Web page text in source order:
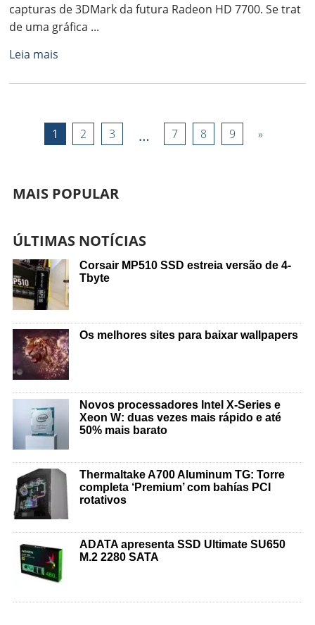
capturas de 3DMark da futura Radeon HD 7700. Se trat
de uma gráfica ...
Leia mais
1 2 3 … 7 8 9 »
MAIS POPULAR
ÚLTIMAS NOTÍCIAS
Corsair MP510 SSD estreia versão de 4-
Tbyte
Os melhores sites para baixar wallpapers
Novos processadores Intel X-Series e
Xeon W: duas vezes mais rápido e até
50% mais barato
Thermaltake A700 Aluminum TG: Torre
completa ‘Premium’ com bahías PCI
rotativos
ADATA apresenta SSD Ultimate SU650
M.2 2280 SATA